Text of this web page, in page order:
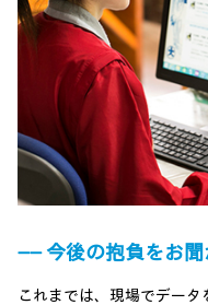
―― 今後の抱負をお聞
これまでは、現場でデー